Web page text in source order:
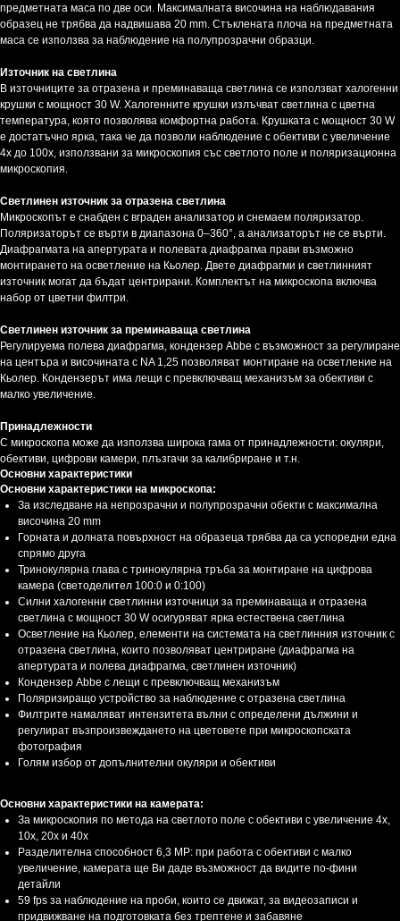
предметната маса по две оси. Максималната височина на наблюдавания
образец не трябва да надвишава 20 mm. Стъклената плоча на предметната
маса се използва за наблюдение на полупрозрачни образци.
Източник на светлина
В източниците за отразена и преминаваща светлина се използват халогенни
крушки с мощност 30 W. Халогенните крушки излъчват светлина с цветна
температура, която позволява комфортна работа. Крушката с мощност 30 W
е достатъчно ярка, така че да позволи наблюдение с обективи с увеличение
4x до 100x, използвани за микроскопия със светлото поле и поляризационна
микроскопия.
Светлинен източник за отразена светлина
Микроскопът е снабден с вграден анализатор и снемаем поляризатор.
Поляризаторът се върти в диапазона 0–360°, а анализаторът не се върти.
Диафрагмата на апертурата и полевата диафрагма прави възможно
монтирането на осветление на Кьолер. Двете диафрагми и светлинният
източник могат да бъдат центрирани. Комплектът на микроскопа включва
набор от цветни филтри.
Светлинен източник за преминаваща светлина
Регулируема полева диафрагма, кондензер Abbe с възможност за регулиране
на центъра и височината с NA 1,25 позволяват монтиране на осветление на
Кьолер. Кондензерът има лещи с превключващ механизъм за обективи с
малко увеличение.
Принадлежности
С микроскопа може да използва широка гама от принадлежности: окуляри,
обективи, цифрови камери, плъзгачи за калибриране и т.н.
Основни характеристики
Основни характеристики на микроскопа:
За изследване на непрозрачни и полупрозрачни обекти с максимална
височина 20 mm
Горната и долната повърхност на образеца трябва да са успоредни една
спрямо друга
Тринокулярна глава с тринокулярна тръба за монтиране на цифрова
камера (светоделител 100:0 и 0:100)
Силни халогенни светлинни източници за преминаваща и отразена
светлина с мощност 30 W осигуряват ярка естествена светлина
Осветление на Кьолер, елементи на системата на светлинния източник с
отразена светлина, които позволяват центриране (диафрагма на
апертурата и полева диафрагма, светлинен източник)
Кондензер Abbe с лещи с превключващ механизъм
Поляризиращо устройство за наблюдение с отразена светлина
Филтрите намаляват интензитета вълни с определени дължини и
регулират възпроизвеждането на цветовете при микроскопската
фотография
Голям избор от допълнителни окуляри и обективи
Основни характеристики на камерата:
За микроскопия по метода на светлото поле с обективи с увеличение 4x,
10x, 20x и 40x
Разделителна способност 6,3 МР: при работа с обективи с малко
увеличение, камерата ще Ви даде възможност да видите по-фини
детайли
59 fps за наблюдение на проби, които се движат, за видеозаписи и
придвижване на подготовката без трептене и забавяне